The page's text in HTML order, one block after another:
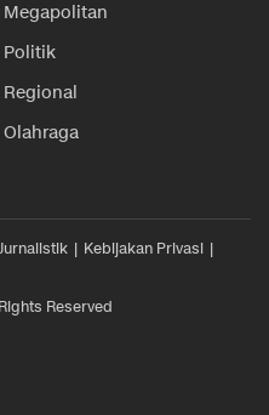
Megapolitan
Politik
Regional
Olahraga
Kebijakan Privasi
Reserved